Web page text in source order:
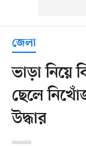
জেলা
ভাড়া নিয়ে
ছেলে
উদ্ধার